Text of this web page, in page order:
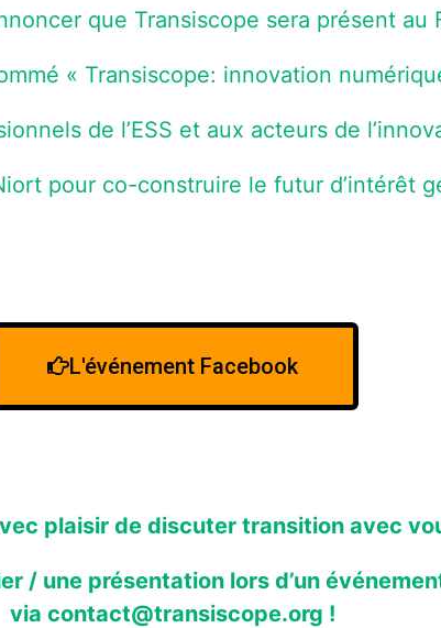
que Transiscope sera présent au
« Transiscope: innovation
de l’ESS et aux acteurs de
pour co-construire le futur d’intérêt
L'événement Facebook
plaisir de discuter transition avec
/ une présentation lors d’un
via contact@transiscope.org !